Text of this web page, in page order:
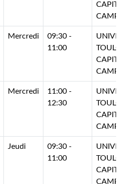
Mercredi
09:30 -
11:00
Mercredi
11:00 -
12:30
Jeudi
09:30 -
11:00